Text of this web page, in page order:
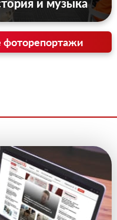
и музыка
фоторепортажи